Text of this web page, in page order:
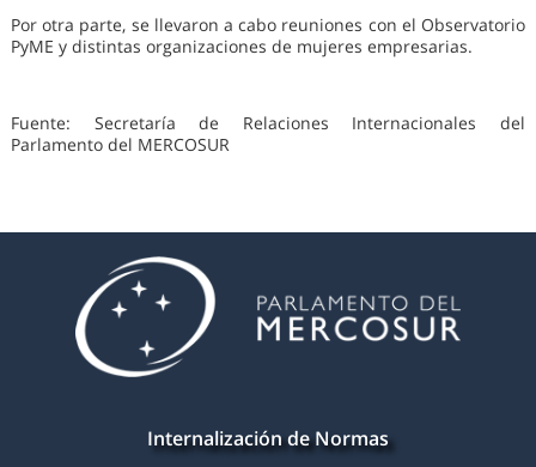
Por otra parte, se llevaron a cabo reuniones con el Observatorio
PyME y distintas organizaciones de mujeres empresarias.
Fuente: Secretaría de Relaciones Internacionales del
Parlamento del MERCOSUR
Internalización de Normas